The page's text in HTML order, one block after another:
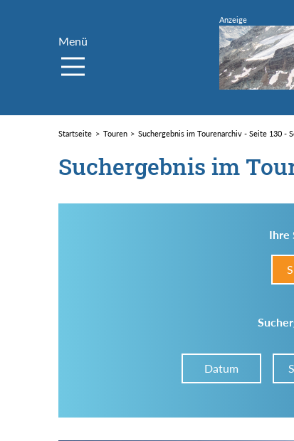
Menü
Startseite Touren Suchergebnis im Tourenarchiv - Seite 130 -
Suchergebnis im
Ihre
Datum